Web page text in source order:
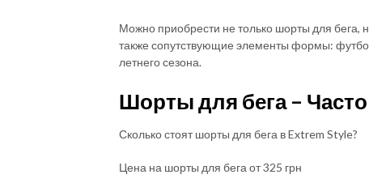
Можно приобрести не только шорты для бега,
также сопутствующие элементы формы:
летнего сезона.
Шорты для бега –
Сколько стоят шорты для бега в Extrem Style?
Цена на шорты для бега от 325 грн